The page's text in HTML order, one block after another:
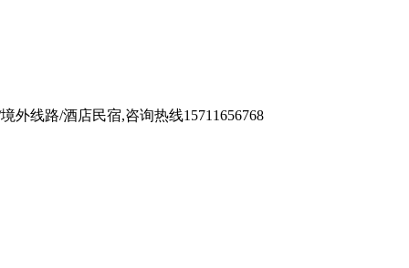
外线路/酒店民宿,咨询热线15711656768